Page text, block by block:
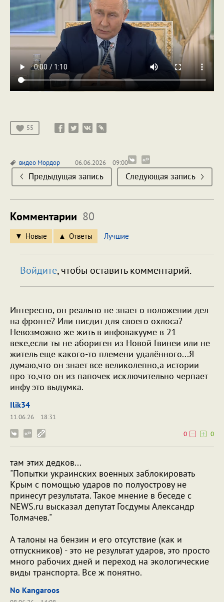
55
видео Мордор 06.06.2026 09:00
Предыдущая запись Следующая запись
Комментарии 80
Новые Ответы Лучшие
Войдите, чтобы оставить комментарий.
Интересно, он реально не знает о положении дел
на фронте? Или писдит для своего охлоса?
Невозможно же жить в инфовакууме в 21
веке,если ты не абориген из Новой Гвинеи или не
житель еще какого-то племени удалённого...Я
думаю,что он знает все великолепно,а истории
про то,что он из папочек исключительно черпает
инфу это выдумка.
Ilik34
11.06.26
18:31
0
0
там этих дедков...
"Попытки украинских военных заблокировать
Крым с помощью ударов по полуострову не
принесут результата. Такое мнение в беседе с
NEWS.ru высказал депутат Госдумы Александр
Толмачев."
А талоны на бензин и его отсутствие (как и
отпускников) - это не результат ударов, это просто
много рабочих дней и переход на экологические
виды транспорта. Все ж понятно.
No Kangaroos